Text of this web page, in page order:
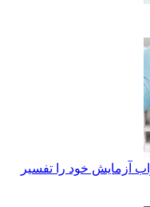
آزمایش خود را تفسیر